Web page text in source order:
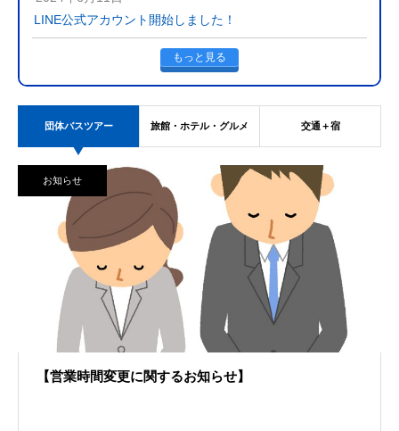
LINE公式アカウント開始しました！
もっと見る
団体バスツアー 旅館・ホテル・グルメ 交通＋宿
お知らせ
【営業時間変更に関するお知らせ】